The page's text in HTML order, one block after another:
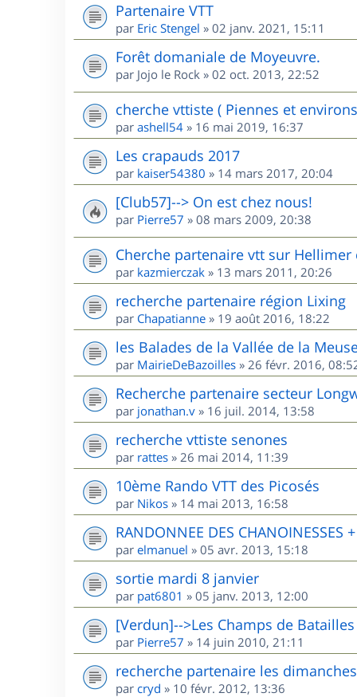
Partenaire VTT
par Eric Stengel » 02 janv. 2021, 15:11
Forêt domaniale de Moyeuvre.
par Jojo le Rock » 02 oct. 2013, 22:52
cherche vttiste ( Piennes et
par ashell54 » 16 mai 2019, 16:37
Les crapauds 2017
par kaiser54380 » 14 mars 2017, 20:04
[Club57]--> On est chez nous!
par Pierre57 » 08 mars 2009, 20:38
Cherche partenaire vtt sur Hellimer
par kazmierczak » 13 mars 2011, 20:26
recherche partenaire région Lixing
par Chapatianne » 19 août 2016, 18:22
les Balades de la Vallée de la
par MairieDeBazoilles » 26 févr. 2016,
Recherche partenaire secteur
par jonathan.v » 16 juil. 2014, 13:58
recherche vttiste senones
par rattes » 26 mai 2014, 11:39
10ème Rando VTT des Picosés
par Nikos » 14 mai 2013, 16:58
RANDONNEE DES CHANOINESSES
par elmanuel » 05 avr. 2013, 15:18
sortie mardi 8 janvier
par pat6801 » 05 janv. 2013, 12:00
[Verdun]-->Les Champs de Batailles
par Pierre57 » 14 juin 2010, 21:11
recherche partenaire les
par cryd » 10 févr. 2012, 13:36